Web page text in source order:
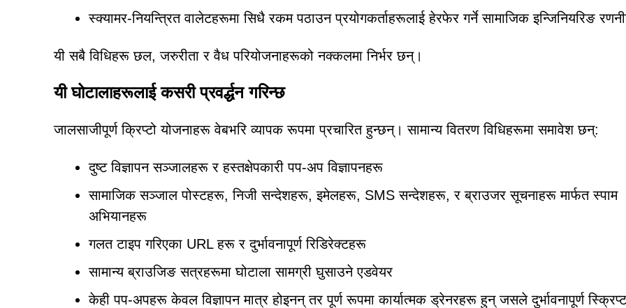
स्क्यामर-नियन्त्रित वालेटहरूमा सिधै रकम पठाउन प्रयोगकर्ताहरूलाई हेरफेर गर्ने सामाजिक इन्जिनियरिङ
यी सबै विधिहरू छल, जरुरीता र वैध परियोजनाहरूको नक्कलमा निर्भर छन्।
यी घोटालाहरूलाई कसरी प्रवर्द्धन गरिन्छ
जालसाजीपूर्ण क्रिप्टो योजनाहरू वेबभरि व्यापक रूपमा प्रचारित हुन्छन्। सामान्य वितरण विधिहरूमा समावेश छन्:
दुष्ट विज्ञापन सञ्जालहरू र हस्तक्षेपकारी पप-अप विज्ञापनहरू
सामाजिक सञ्जाल पोस्टहरू, निजी सन्देशहरू, इमेलहरू, SMS सन्देशहरू, र ब्राउजर सूचनाहरू मार्फत स्पाम
अभियानहरू
गलत टाइप गरिएका URL हरू र दुर्भावनापूर्ण रिडिरेक्टहरू
सामान्य ब्राउजिङ सत्रहरूमा घोटाला सामग्री घुसाउने एडवेयर
केही पप-अपहरू केवल विज्ञापन मात्र होइनन् तर पूर्ण रूपमा कार्यात्मक ड्रेनरहरू हुन् जसले दुर्भावनापूर्ण